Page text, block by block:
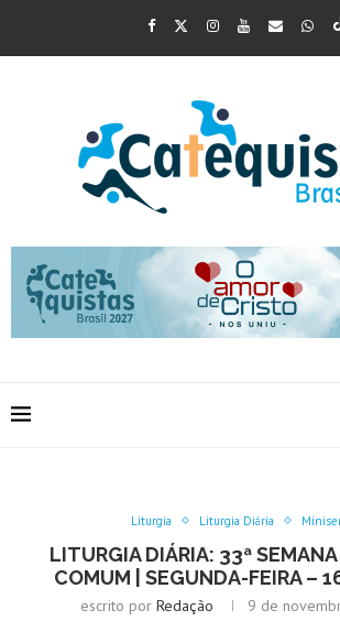
Liturgia Liturgia Diária
LITURGIA DIÁRIA: 33ª
COMUM | SEGUNDA-FEIRA –
escrito por Redação 9 de